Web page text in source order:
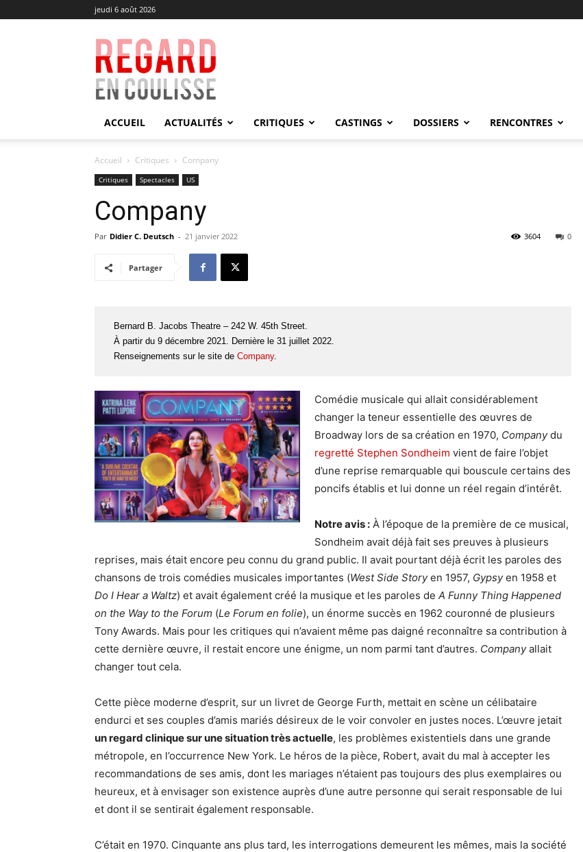
jeudi 6 août 2026
Regard
en
Coulisse
ACCUEIL ACTUALITÉS CRITIQUES CASTINGS DOSSIERS RENCONTRES
Accueil Critiques Company
Critiques Spectacles US
Company
Par Didier C. Deutsch - 21 janvier 2022 0
3604
Partager
Bernard B. Jacobs Theatre – 242 W. 45th Street.
À partir du 9 décembre 2021. Dernière le 31 juillet 2022.
Renseignements sur le site de Company.
Comédie musicale qui allait considérablement
changer la teneur essentielle des œuvres de
Broadway lors de sa création en 1970, Companydu
regretté Stephen Sondheim vient de faire l’objet
d’une reprise remarquable qui bouscule certains des
poncifs établis et lui donne un réel regain d’intérêt.
Notre avis : À l’époque de la première de ce musical,
Sondheim avait déjà fait ses preuves à plusieurs
reprises, mais était encore peu connu du grand public. Il avait pourtant déjà écrit les paroles des
chansons de trois comédies musicales importantes (West Side Storyen 1957, Gypsyen 1958 et
Do I Hear a Waltz) et avait également créé la musique et les paroles de A Funny Thing Happened
on the Way to the Forum (Le Forum en folie), un énorme succès en 1962 couronné de plusieurs
Tony Awards. Mais pour les critiques qui n’avaient même pas daigné reconnaître sa contribution à
cette dernière œuvre, il restait encore une énigme, un nom parmi tant d’autres. Companyallait
changer tout cela.
Cette pièce moderne d’esprit, sur un livret de George Furth, mettait en scène un célibataire
endurci et ses couples d’amis mariés désireux de le voir convoler en justes noces. L’œuvre jetait
un regard clinique sur une situation très actuelle, les problèmes existentiels dans une grande
métropole, en l’occurrence New York. Le héros de la pièce, Robert, avait du mal à accepter les
recommandations de ses amis, dont les mariages n’étaient pas toujours des plus exemplaires ou
heureux, et à envisager son existence auprès d’une autre personne qui serait responsable de lui
et dont il se sentirait également responsable.
C’était en 1970. Cinquante ans plus tard, les interrogations demeurent les mêmes, mais la société